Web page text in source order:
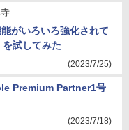
がいろいろ強化されて
試してみた
(2023/7/25)
Premium Partner1号
(2023/7/18)